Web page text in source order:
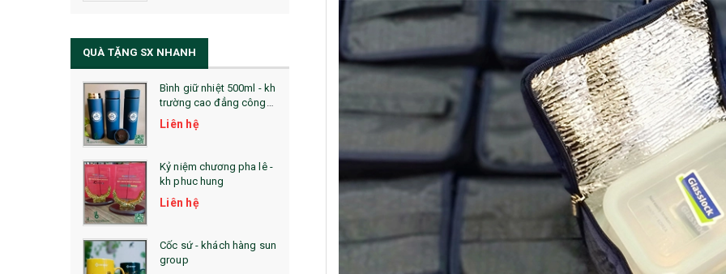
QUÀ TẶNG SX NHANH
Bình giữ nhiệt 500ml - kh
trường cao đẳng công
nghệ bách khoa hà nội
Liên hệ
Kỷ niệm chương pha lê -
kh phuc hung
Liên hệ
Cốc sứ - khách hàng sun
group
Bộ sổ bút cao cấp -
khách hàng evs
Liên hệ
Pin sạc dự phòng hoco
j82 10.000mah - khách
hàng nam thắng
Bình nước thủy tinh có
Cốc giữ nhiệt 500ml
Liên hệ
Pin sạc dự phòng hoco
j82 10.000mah - khách
hàng synnex fpt
Liên hệ
Hộp namecard kim loại
khắc logo